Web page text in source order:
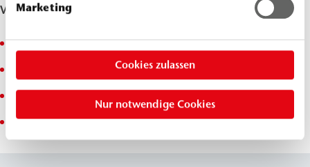
Marketing
Cookies zulassen
Nur notwendige Cookies
Verwendung für
PUR Injektionsschaumharze
PUR Kombi-Injektionsharze
PUR Injektionsharze
PUR Gießschaumharze